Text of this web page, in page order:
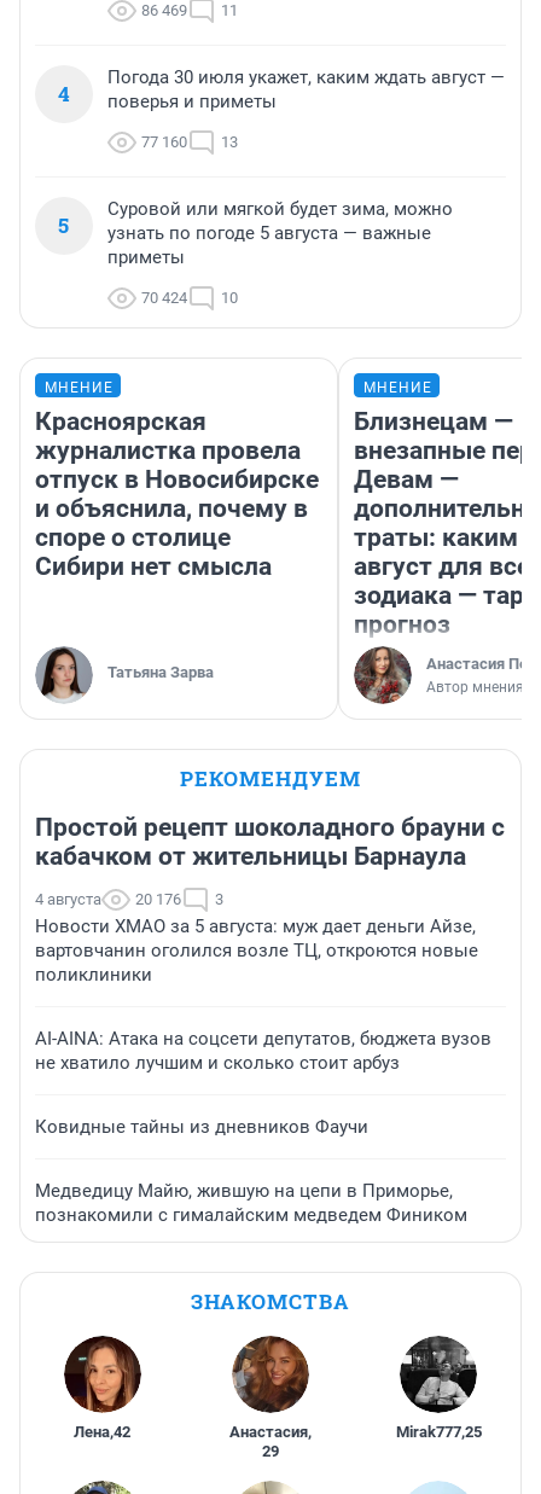
86 469 11
4
Погода 30 июля укажет, каким ждать август —
поверья и приметы
77 160 13
5
Суровой или мягкой будет зима, можно
узнать по погоде 5 августа — важные
приметы
70 424 10
МНЕНИЕ
Красноярская
журналистка провела
отпуск в Новосибирске
и объяснила, почему в
споре о столице
Сибири нет смысла
Татьяна Зарва
МНЕНИЕ
Близнецам —
внезапные
Девам —
траты: каким
август для
зодиака —
прогноз
Анастасия
Автор мнения
РЕКОМЕНДУЕМ
Простой рецепт шоколадного брауни с
кабачком от жительницы Барнаула
4 августа 20 176 3
Новости ХМАО за 5 августа: муж дает деньги Айзе,
вартовчанин оголился возле ТЦ, откроются новые
поликлиники
AI-AINA: Атака на соцсети депутатов, бюджета вузов
не хватило лучшим и сколько стоит арбуз
Ковидные тайны из дневников Фаучи
Медведицу Майю, жившую на цепи в Приморье,
познакомили с гималайским медведем Фиником
ЗНАКОМСТВА
Лена,42 Анастасия,
29
Mirak777,25